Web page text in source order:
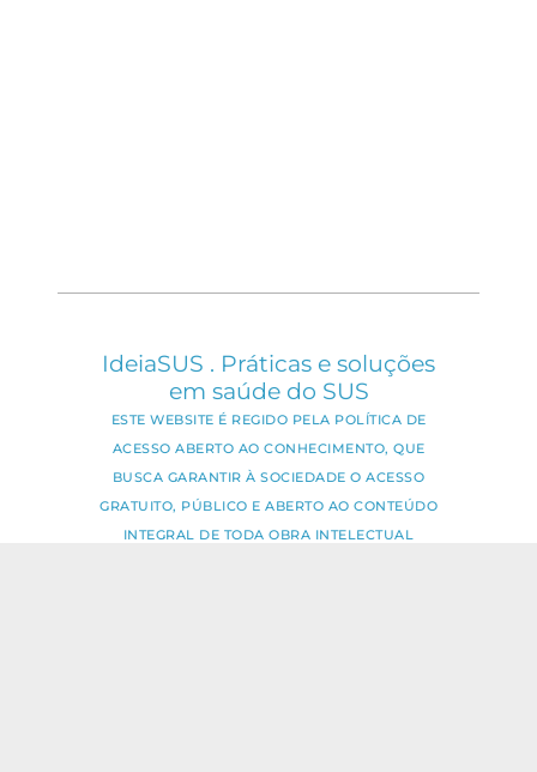
IdeiaSUS . Práticas e soluções
em saúde do SUS
ESTE WEBSITE É REGIDO PELA POLÍTICA DE
ACESSO ABERTO AO CONHECIMENTO, QUE
BUSCA GARANTIR À SOCIEDADE O ACESSO
GRATUITO, PÚBLICO E ABERTO AO CONTEÚDO
INTEGRAL DE TODA OBRA INTELECTUAL